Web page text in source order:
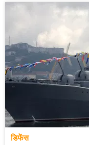
डिफेंस